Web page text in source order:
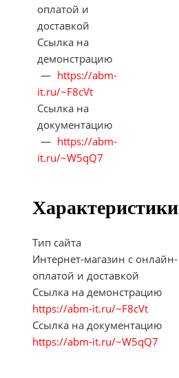
оплатой и
доставкой
Ссылка на
демонстрацию
— https://abm-
it.ru/~F8cVt
Ссылка на
документацию
— https://abm-
it.ru/~W5qQ7
Характеристики
Тип сайта
Интернет-магазин с онлайн-
оплатой и доставкой
Ссылка на демонстрацию
https://abm-it.ru/~F8cVt
Ссылка на документацию
https://abm-it.ru/~W5qQ7